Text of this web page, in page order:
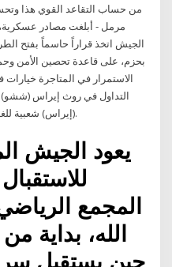
من حساب التقاعد القوي هذا
مرمل - أبلغت مصادر
الجيش اتخذ قراراً حاسماً بفتح
بحزم، على قاعدة تحصين الأمن
الاستمرار في المتاجرة
التداول في روث إيراس (ششو)
(إيراس) شعبية للغاية على مدى السنوات القليلة الماضية.
يعود الجيش
المجمع
الله، بداية